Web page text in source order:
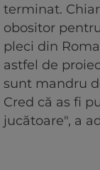
terminat.
obositor
pleci din
astfel de
sunt mandru
Cred că as fi
jucătoare", a